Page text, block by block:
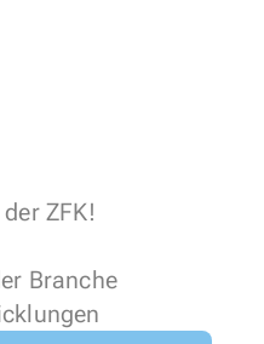
ZFK!
Branche